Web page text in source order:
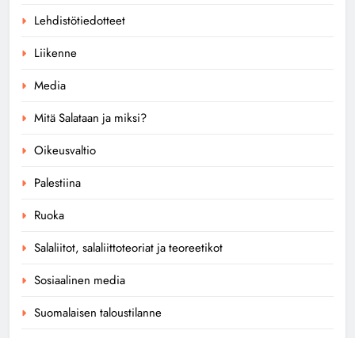
Lehdistötiedotteet
Liikenne
Media
Mitä Salataan ja miksi?
Oikeusvaltio
Palestiina
Ruoka
Salaliitot, salaliittoteoriat ja teoreetikot
Sosiaalinen media
Suomalaisen taloustilanne